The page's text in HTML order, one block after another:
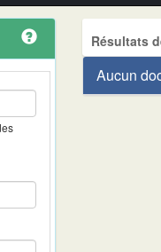
Résultats
Aucun